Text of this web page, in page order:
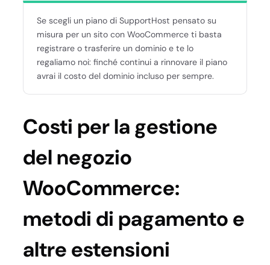
Se scegli un piano di SupportHost pensato su
misura per un sito con WooCommerce ti basta
registrare o trasferire un dominio e te lo
regaliamo noi: finché continui a rinnovare il piano
avrai il costo del dominio incluso per sempre.
Costi per la gestione
del negozio
WooCommerce:
metodi di pagamento e
altre estensioni